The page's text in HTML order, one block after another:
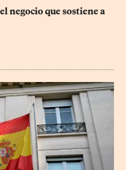
negocio que sostiene a